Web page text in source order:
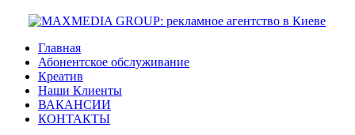
Главная
Абонентское обслуживание
Креатив
Наши Клиенты
ВАКАНСИИ
КОНТАКТЫ